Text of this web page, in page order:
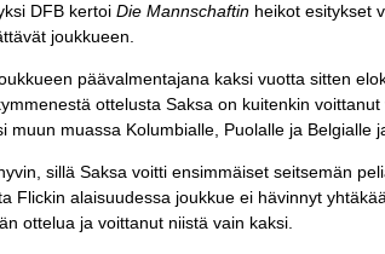
DFB kertoi Die Mannschaftin heikot esitykset
joukkueen.
päävalmentajana kaksi vuotta sitten
ottelusta Saksa on kuitenkin
muun muassa Kolumbialle, Puolalle ja Belgialle
sillä Saksa voitti ensimmäiset seitsemän
Flickin alaisuudessa joukkue ei hävinnyt
ottelua ja voittanut niistä vain kaksi.